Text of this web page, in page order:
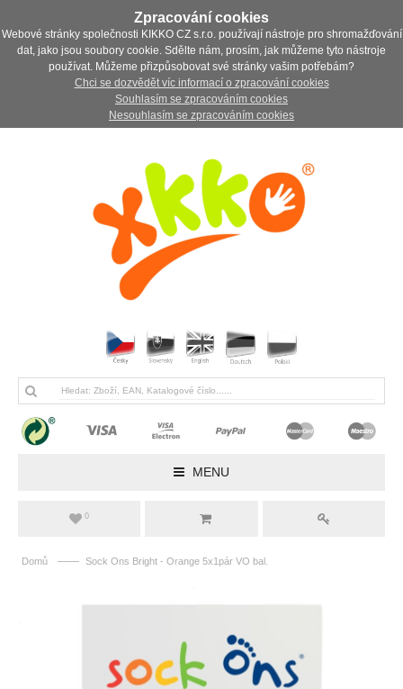
Zpracování cookies
Webové stránky společnosti KIKKO CZ s.r.o. používají nástroje pro shromažďování
dat, jako jsou soubory cookie. Sdělte nám, prosím, jak můžeme tyto nástroje
používat. Můžeme přizpůsobovat své stránky vašim potřebám?
Chci se dozvědět víc informací o zpracování cookies
Souhlasím se zpracováním cookies
Nesouhlasím se zpracováním cookies
MENU
0
Domů —— Sock Ons Bright - Orange 5x1pár VO bal.